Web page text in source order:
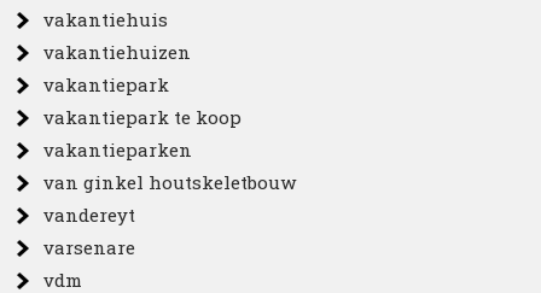
vakantiehuis
vakantiehuizen
vakantiepark
vakantiepark te koop
vakantieparken
van ginkel houtskeletbouw
vandereyt
varsenare
vdm